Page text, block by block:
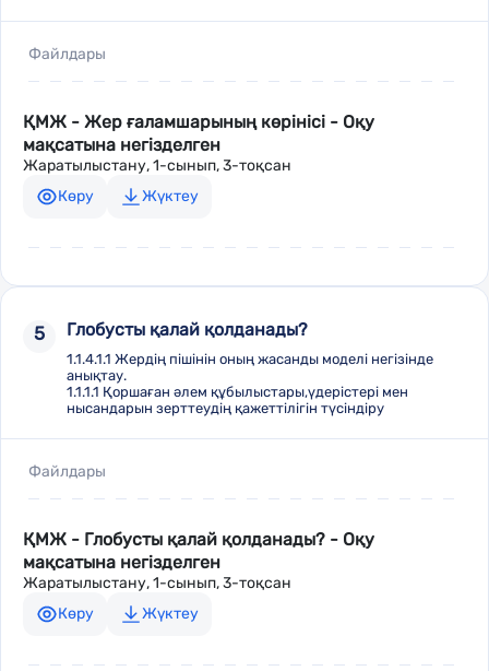
Файлдары
ҚМЖ - Жер ғаламшарының көрінісі - Оқу
мақсатына негізделген
Жаратылыстану, 1-сынып, 3-тоқсан
Көру
Жүктеу
5 Глобусты қалай қолданады?
1.1.4.1.1 Жердің пішінін оның жасанды моделі негізінде
анықтау.
1.1.1.1 Қоршаған әлем құбылыстары,үдерістері мен
нысандарын зерттеудің қажеттілігін түсіндіру
Файлдары
ҚМЖ - Глобусты қалай қолданады? - Оқу
мақсатына негізделген
Жаратылыстану, 1-сынып, 3-тоқсан
Көру
Жүктеу